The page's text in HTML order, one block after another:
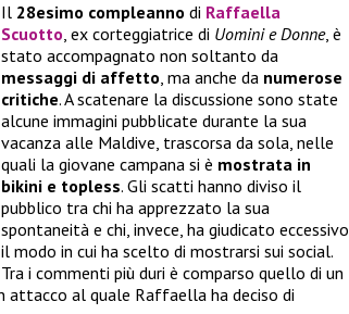
Il 28esimo compleanno di Raffaella
Scuotto, ex corteggiatrice di Uomini e Donne, è
stato accompagnato non soltanto da
messaggi di affetto, ma anche da numerose
critiche. A scatenare la discussione sono state
alcune immagini pubblicate durante la sua
vacanza alle Maldive, trascorsa da sola, nelle
quali la giovane campana si è mostrata in
bikini e topless. Gli scatti hanno diviso il
pubblico tra chi ha apprezzato la sua
spontaneità e chi, invece, ha giudicato eccessivo
il modo in cui ha scelto di mostrarsi sui social.
Tra i commenti più duri è comparso quello di un
attacco al quale Raffaella ha deciso di